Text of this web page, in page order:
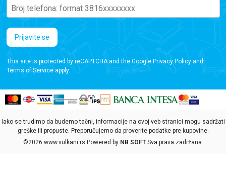
Prijavite se
This site is protected by reCAPTCHA and the Google Privacy Policyand
Terms of Serviceapply.
Iako se trudimo da budemo tačni, informacije na ovoj veb stranici mogu sadržati
greške ili propuste. Preporučujemo da proverite podatke pre kupovine.
©2026 www.vulkani.rs Powered by NB SOFTSva prava zadržana.